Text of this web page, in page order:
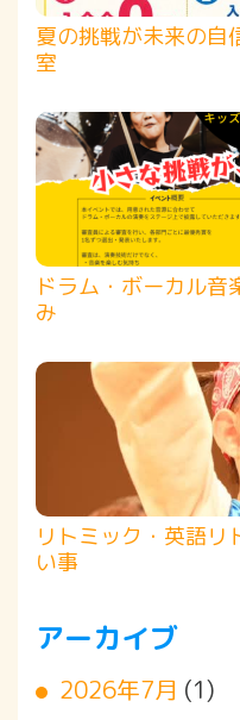
夏の挑戦が未来の
室
ドラム・ボーカル
み
リトミック・英語
い事
アーカイブ
2026年7月 (1)